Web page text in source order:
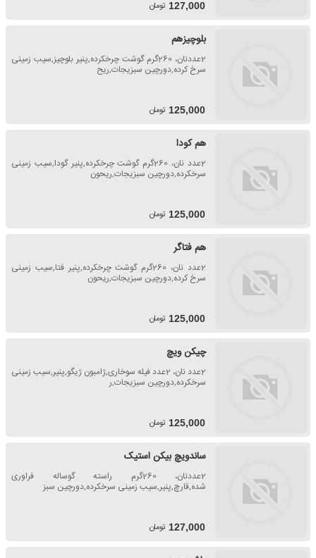
127,000 تومان
بلوچیزهم
2عددنان، 260گرم گوشت چرخکرده,پنیر بلوچیز,سیب زمینی
سرخ کرده,دورچین سبزیجات,ریح
125,000 تومان
هم کودا
2عدد نان، 260گرم گوشت چرخکرده,پنیر گودا,سیب زمینی
سرخکرده,دورچین سبزیجات,ریحون
125,000 تومان
هم فتاگر
2عدد نان، 260گرم گوشت چرخکرده,پنیر فتا,سیب زمینی
سرخ کرده,دورچین سبزیجات,ریحون
125,000 تومان
چیکن ویچ
2عدد نان، 2عدد فیله سوخاری,ژامبون ژیگو,پنیر,سیب زمینی
سرخکرده,دورچین سبزیجات,ر
125,000 تومان
ساندویچ بیکن استیک
2عددنان، 260گرم راسته گوساله فراوری
شده,قارچ,پنیر,سیب زمینی سرخکرده,دورچین سبز
127,000 تومان